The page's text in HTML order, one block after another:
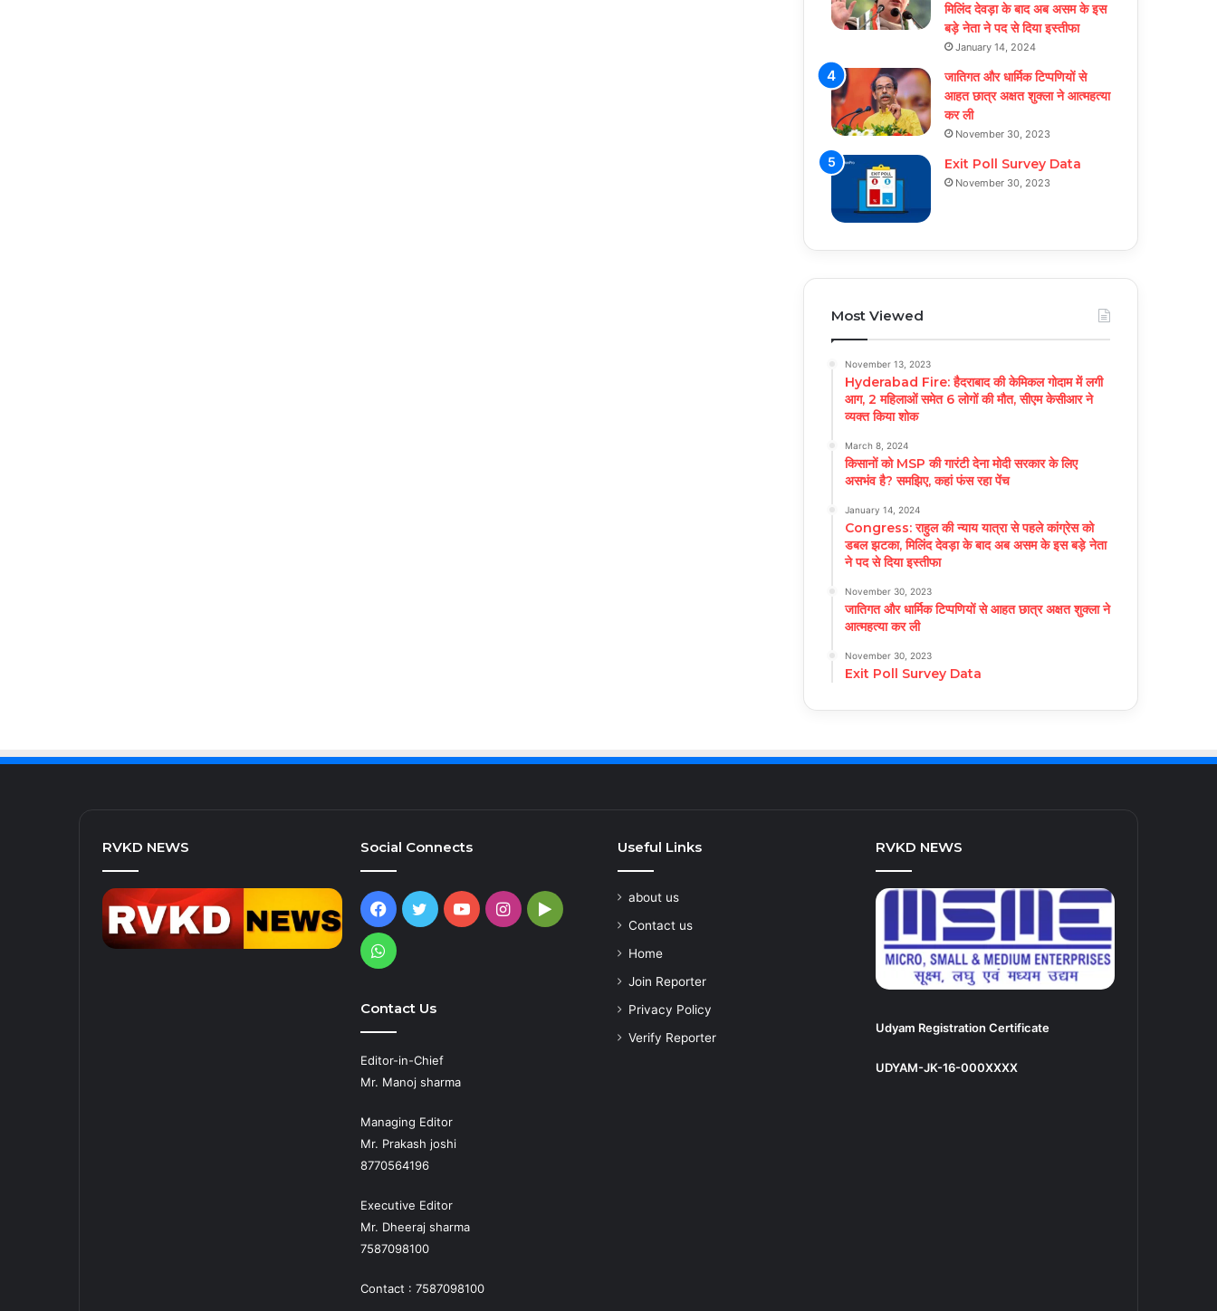
मिलिंद देवड़ा के बाद अब असम के इस
बड़े नेता ने पद से दिया इस्तीफा
January 14, 2024
जातिगत और धार्मिक टिप्पणियों से
आहत छात्र अक्षत शुक्ला ने आत्महत्या
कर ली
November 30, 2023
Exit Poll Survey Data
November 30, 2023
Most Viewed
November 13, 2023
Hyderabad Fire: हैदराबाद की केमिकल गोदाम में लगी
आग, 2 महिलाओं समेत 6 लोगों की मौत, सीएम केसीआर ने
व्यक्त किया शोक
March 8, 2024
किसानों को MSP की गारंटी देना मोदी सरकार के लिए
असभंव है? समझिए, कहां फंस रहा पेंच
January 14, 2024
Congress: राहुल की न्याय यात्रा से पहले कांग्रेस को
डबल झटका, मिलिंद देवड़ा के बाद अब असम के इस बड़े नेता
ने पद से दिया इस्तीफा
November 30, 2023
जातिगत और धार्मिक टिप्पणियों से आहत छात्र अक्षत शुक्ला ने
आत्महत्या कर ली
November 30, 2023
Exit Poll Survey Data
RVKD NEWS Social Connects
Facebook
TwitterYouTubeInstagram
Google
WhatsApp
Contact Us
Editor-in-Chief
Mr. Manoj sharma
Managing Editor
Mr. Prakash joshi
8770564196
Executive Editor
Mr. Dheeraj sharma
7587098100
Contact : 7587098100
Useful Links
about us
Contact us
Home
Join Reporter
Privacy Policy
Verify Reporter
RVKD NEWS
Udyam Registration Certificate
UDYAM-JK-16-000XXXX